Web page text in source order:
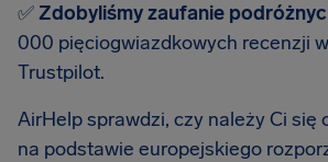
✅Zdobyliśmy zaufanie
000 pięciogwiazdkowych recenzji
Trustpilot.
AirHelp sprawdzi, czy należy Ci się
na podstawie europejskiego